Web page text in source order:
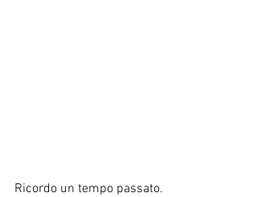
Ricordo un tempo passato.